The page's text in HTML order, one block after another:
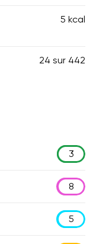
5 kcal
24 sur 442
3
8
5